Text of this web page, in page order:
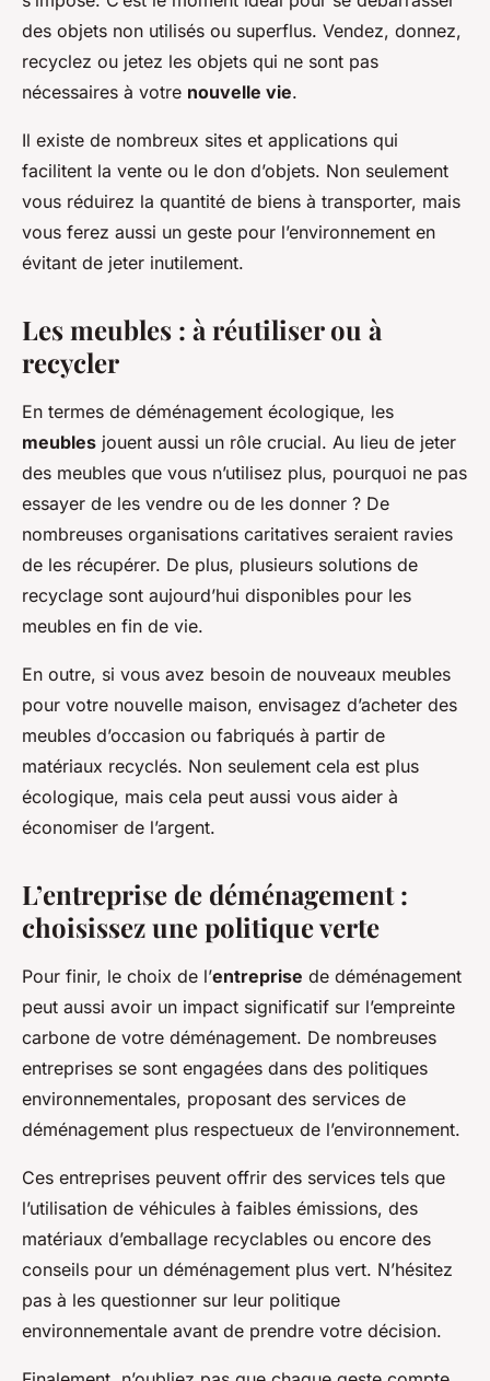
des objets non utilisés ou superflus. Vendez, donnez,
recyclez ou jetez les objets qui ne sont pas
nécessaires à votre nouvelle vie.
Il existe de nombreux sites et applications qui
facilitent la vente ou le don d’objets. Non seulement
vous réduirez la quantité de biens à transporter, mais
vous ferez aussi un geste pour l’environnement en
évitant de jeter inutilement.
Les meubles : à réutiliser ou à
recycler
En termes de déménagement écologique, les
meubles jouent aussi un rôle crucial. Au lieu de jeter
des meubles que vous n’utilisez plus, pourquoi ne pas
essayer de les vendre ou de les donner ? De
nombreuses organisations caritatives seraient ravies
de les récupérer. De plus, plusieurs solutions de
recyclage sont aujourd’hui disponibles pour les
meubles en fin de vie.
En outre, si vous avez besoin de nouveaux meubles
pour votre nouvelle maison, envisagez d’acheter des
meubles d’occasion ou fabriqués à partir de
matériaux recyclés. Non seulement cela est plus
écologique, mais cela peut aussi vous aider à
économiser de l’argent.
L’entreprise de déménagement :
choisissez une politique verte
Pour finir, le choix de l’entreprise de déménagement
peut aussi avoir un impact significatif sur l’empreinte
carbone de votre déménagement. De nombreuses
entreprises se sont engagées dans des politiques
environnementales, proposant des services de
déménagement plus respectueux de l’environnement.
Ces entreprises peuvent offrir des services tels que
l’utilisation de véhicules à faibles émissions, des
matériaux d’emballage recyclables ou encore des
conseils pour un déménagement plus vert. N’hésitez
pas à les questionner sur leur politique
environnementale avant de prendre votre décision.